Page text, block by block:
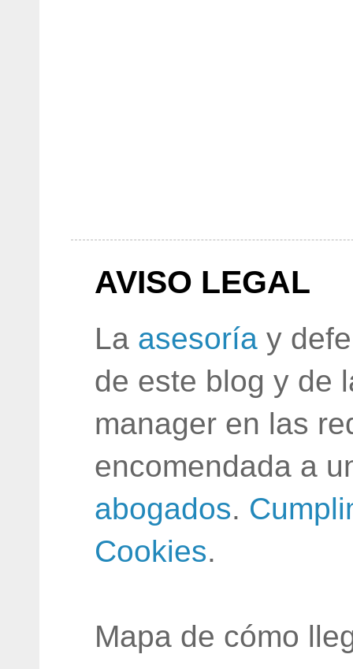
AVISO LEGAL
La asesoría y
de este blog y de
manager en las
encomendada a
abogados.
Cookies.
Mapa de cómo